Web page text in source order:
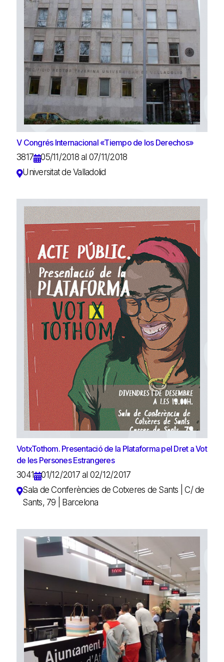
V Congrés Internacional «Tiempo de los Derechos»
3817
05/11/2018 al 07/11/2018
Universitat de Valladolid
VotxTothom. Presentació de la Plataforma pel Dret a Vot
de les Persones Estrangeres
3041
01/12/2017 al 02/12/2017
Sala de Conferències de Cotxeres de Sants | C/ de
Sants, 79 | Barcelona